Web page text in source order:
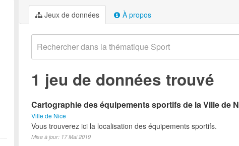
Jeux de données À propos
1 jeu de données trouvé
Cartographie des équipements sportifs de la Ville de
Ville de Nice
Vous trouverez ici la localisation des équipements sportifs.
Mise à jour: 17 Mai 2019